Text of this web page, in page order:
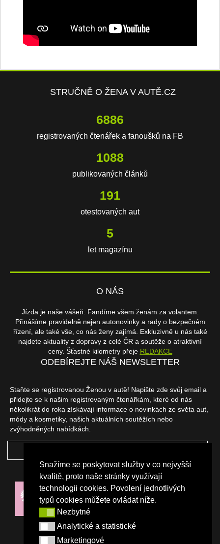
Snažíme se poskytovat služby v co nejvyšší
kvalitě, proto naše stránky využívají
technologii cookies. Povolení jednotlivých
typů cookies můžete ovládat níže.
NezbytnéNezbytné
Analytické a statistické
Analytické a statistické
Marketingové
Marketingové
STRUČNĚ O ŽENA V AUTĚ.CZ
8896
registrovaných čtenářek a fanoušků na FB
1405
publikovaných článků
247
otestovaných aut
7
let magazínu
O NÁS
Jízda je naše vášeň. Fandíme všem ženám za volantem.
Přinášíme pravidelně nejen autonovinky a rady o bezpečném
řízení, ale také vše, co nás ženy zajímá. Exkluzivně u nás také
najdete aktuality z dopravy z celé ČR a soutěže o atraktivní
ceny. Šťastné kilometry přeje REDAKCE
ODEBÍREJTE NÁŠ NEWSLETTER
Staňte se registrovanou Ženou v autě! Napište zde svůj email a
přidejte se k našim registrovaným čtenářkám, které od nás
několikrát do roka získávají informace o novinkách ze světa aut,
módy a kosmetiky, našich aktuálních soutěžích nebo
zvýhodněných nabídkách.
NAŠI PARTNEŘI